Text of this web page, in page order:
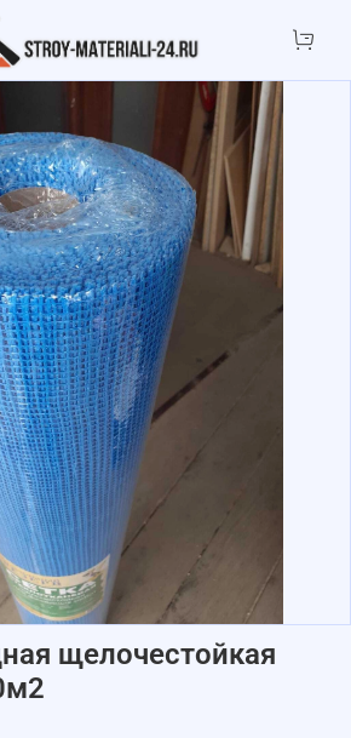
щелочестойкая